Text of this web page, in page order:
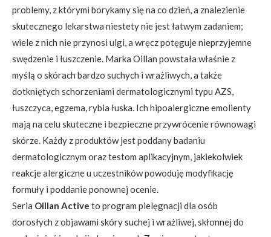
problemy, z którymi borykamy się na co dzień, a znalezienie
skutecznego lekarstwa niestety nie jest łatwym zadaniem;
wiele z nich nie przynosi ulgi, a wręcz potęguje nieprzyjemne
swędzenie i łuszczenie. Marka Oillan powstała właśnie z
myślą o skórach bardzo suchych i wrażliwych, a także
dotkniętych schorzeniami dermatologicznymi typu AZS,
łuszczyca, egzema, rybia łuska. Ich hipoalergiczne emolienty
mają na celu skuteczne i bezpieczne przywrócenie równowagi
skórze. Każdy z produktów jest poddany badaniu
dermatologicznym oraz testom aplikacyjnym, jakiekolwiek
reakcje alergiczne u uczestników powoduję modyfikację
formuły i poddanie ponownej ocenie.
Seria Oillan Active to program pielęgnacji dla osób
dorosłych z objawami skóry suchej i wrażliwej, skłonnej do